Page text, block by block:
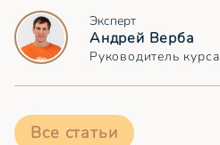
Эксперт
Андрей Верба
Руководитель курса
Все статьи